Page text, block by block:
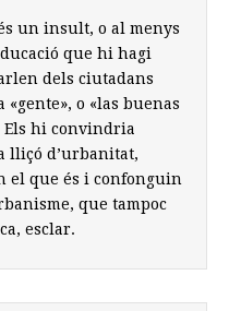
un insult, o al menys
que hi hagi
dels ciutadans
o «las buenas
Els hi convindria
lliçó d’urbanitat,
el que és i confonguin
que tampoc
esclar.